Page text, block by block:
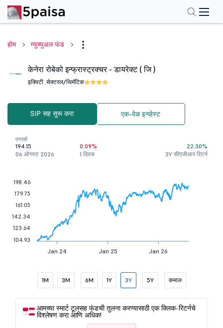
होम म्युच्युअल फंड
केनेरा रोबेको इन्फ्रास्ट्रक्चर - डायरेक्ट ( जि )
इक्विटी .सेक्टरल/थिमॅटिक
SIP सह सुरू करा एक-वेळ इन्व्हेस्ट
एनएव्ही
194.15
06 ऑगस्ट 2026
0.09%
1 दिवस
22.30%
3Y सीएजीआर रिटर्न
Jan 24 Jan 25 Jan 26
198.46
179.75
161.05
142.34
123.64
104.93
1M 3M 6M 1Y 3Y 5Y कमाल
आमच्या स्मार्ट टूलसह फंडची तुलना करण्यासाठी एक क्लिक-रिटर्नचे
विश्लेषण करा आणि अधिक!